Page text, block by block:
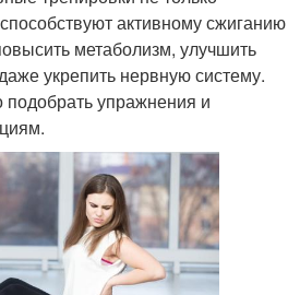
активному сжиганию
метаболизм, улучшить
укрепить нервную систему.
упражнения и